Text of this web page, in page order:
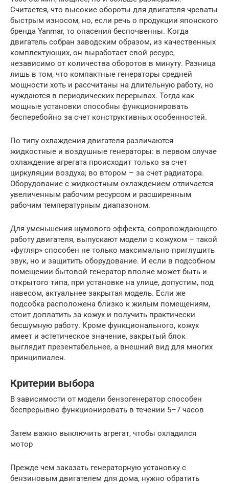
Считается, что высокие обороты для двигателя чреваты
быстрым износом, но, если речь о продукции японского
бренда Yanmar, то опасения беспочвенны. Когда
двигатель собран заводским образом, из качественных
комплектующих, он выработает свой ресурс,
независимо от количества оборотов в минуту. Разница
лишь в том, что компактные генераторы средней
мощности хоть и рассчитаны на длительную работу, но
нуждаются в периодических перерывах. Тогда как
мощные установки способны функционировать
бесперебойно за счет конструктивных особенностей.
По типу охлаждения двигателя различаются
жидкостные и воздушные генераторы: в первом случае
охлаждение агрегата происходит только за счет
циркуляции воздуха; во втором – за счет радиатора.
Оборудование с жидкостным охлаждением отличается
увеличенным рабочим ресурсом и расширенным
рабочим температурным диапазоном.
Для уменьшения шумового эффекта, сопровождающего
работу двигателя, выпускают модели с кожухом – такой
«футляр» способен не только максимально приглушить
звук, но и защитить оборудование. И если в подсобном
помещении бытовой генератор вполне может быть и
открытого типа, при установке на улице, допустим, под
навесом, актуальнее закрытая модель. Если же
подсобка расположена близко к жилым помещениям,
стоит доплатить за кожух и получить практически
бесшумную работу. Кроме функционального, кожух
имеет и эстетическое значение, закрытый блок
выглядит презентабельнее, а внешний вид для многих
принципиален.
Критерии выбора
В зависимости от модели бензогенератор способен
беспрерывно функционировать в течении 5–7 часов
Затем важно выключить агрегат, чтобы охладился
мотор
Прежде чем заказать генераторную установку с
бензиновым двигателем для дома, нужно обратить